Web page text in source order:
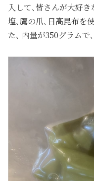
入して､皆さんが大好
塩､鷹の爪､日髙昆布を
た､ 内量が350グラムで